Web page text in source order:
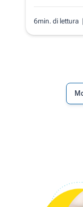
6min. di lettura